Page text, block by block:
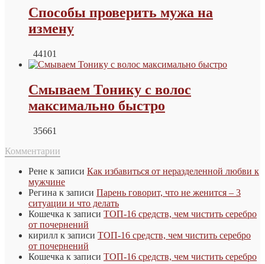
Способы проверить мужа на
измену
44101
Смываем Тонику с волос
максимально быстро
35661
Комментарии
Рене к записи Как избавиться от неразделенной любви к
мужчине
Регина к записи Парень говорит, что не женится – 3
ситуации и что делать
Кошечка к записи ТОП-16 средств, чем чистить серебро
от почернений
кирилл к записи ТОП-16 средств, чем чистить серебро
от почернений
Кошечка к записи ТОП-16 средств, чем чистить серебро